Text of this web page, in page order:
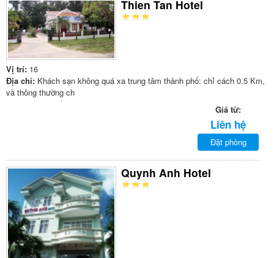
Thien Tan Hotel
Vị trí: 16
Địa chỉ: Khách sạn không quá xa trung tâm thành phố: chỉ cách 0.5 Km,
và thông thường ch
Giá từ:
Liên hệ
Đặt phòng
Quynh Anh Hotel